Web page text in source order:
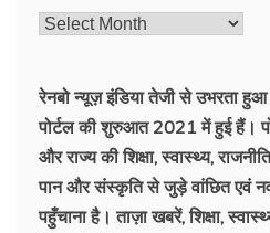
रेनबो न्यूज़ इंडिया तेजी से उभरता
पोर्टल की शुरुआत 2021 में हुई हैं।
और राज्य की शिक्षा, स्वास्थ्य,
पान और संस्कृति से जुड़े वांछित एवं
पहुँचाना है। ताज़ा खबरें, शिक्षा,